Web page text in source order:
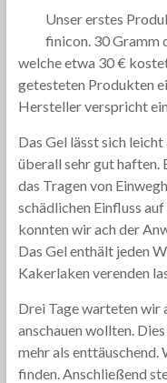
Unser erstes
finicon. 30 Gramm
welche etwa 30 €
getesteten Produkten
Hersteller verspricht
Das Gel lässt sich
überall sehr gut haften.
das Tragen von
schädlichen Einfluss
konnten wir ach der
Das Gel enthält jeden
Kakerlaken verenden
Drei Tage warteten wir
anschauen wollten.
mehr als
finden. Anschließend